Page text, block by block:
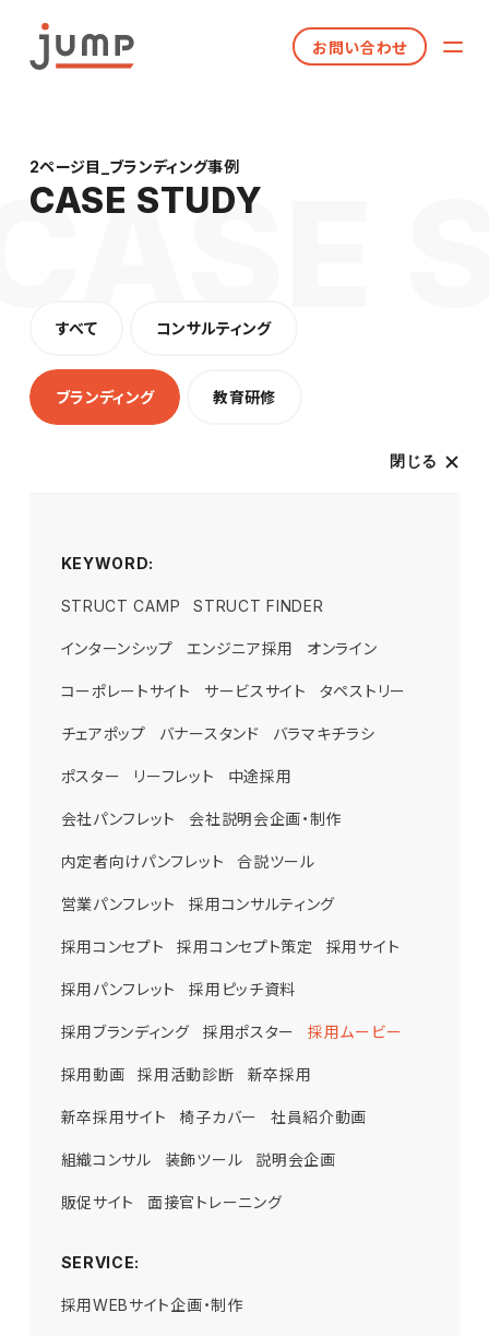
お問い合わせ
2ページ目_ブランディング事例
CASE STUDY
すべて コンサルティング
ブランディング 教育研修
KEYWORD:
STRUCT CAMP STRUCT FINDER
インターンシップ エンジニア採用 オンライン
コーポレートサイト サービスサイト タペストリー
チェアポップ バナースタンド バラマキチラシ
ポスター リーフレット 中途採用
会社パンフレット 会社説明会企画・制作
内定者向けパンフレット 合説ツール
営業パンフレット 採用コンサルティング
採用コンセプト 採用コンセプト策定 採用サイト
採用パンフレット 採用ピッチ資料
採用ブランディング 採用ポスター 採用ムービー
採用動画 採用活動診断 新卒採用
新卒採用サイト 椅子カバー 社員紹介動画
組織コンサル 装飾ツール 説明会企画
販促サイト 面接官トレーニング
SERVICE:
採用活動診断 採用コンセプト策定
採用WEBサイト企画・制作
STRUCT ACADEMY STRUCT CAMP